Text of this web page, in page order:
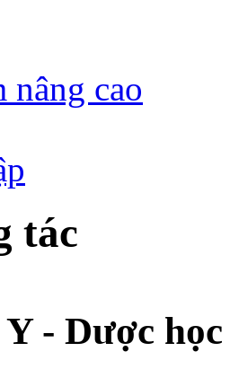
cao
tác
- Dược học